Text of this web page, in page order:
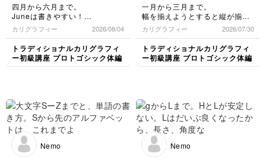
四月から六月まで。
Juneは書きやすい！
写真にすると、minimumのトッ
プとボトムがカタカタしてるの
気になります。
カリグラフィー 2026/08/04
トラディショナルカリグラフィ
ー初級講座 プロトゴシック体編
一月から三月まで。
幅を揃えようとすると縦が揃わ
なかったりする。
また、最後のYで油断して幅が
ズレがちに
カリグラフィー 2026/07/30
トラディショナルカリグラフィ
ー初級講座 プロトゴシック体編
Nemo Nemo